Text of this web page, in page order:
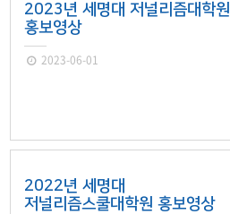
2023년 세명대 저널리즘대학원
홍보영상
2023-06-01
2022년 세명대
저널리즘스쿨대학원 홍보영상